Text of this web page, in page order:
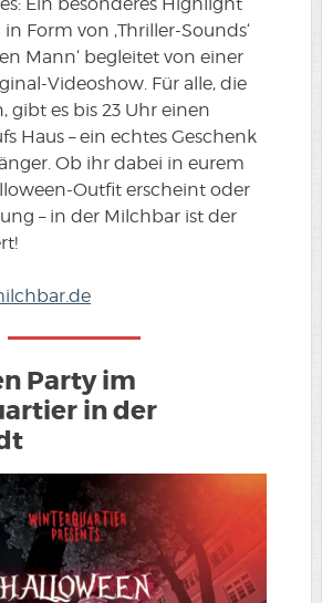
Form von ‚Thriller-Sounds‘
Mann‘ begleitet von einer
Videoshow. Für alle, die
gibt es bis 23 Uhr einen
Haus – ein echtes Geschenk
Ob ihr dabei in eurem
Outfit erscheint oder
– in der Milchbar ist der
Party im
in der